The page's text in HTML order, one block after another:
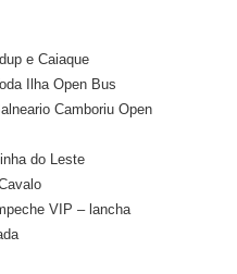
e Caiaque
Ilha Open Bus
Camboriu Open
do Leste
VIP – lancha